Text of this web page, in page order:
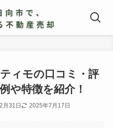
ィモの口コミ・評
や特徴を紹介！
月31日 2025年7月17日